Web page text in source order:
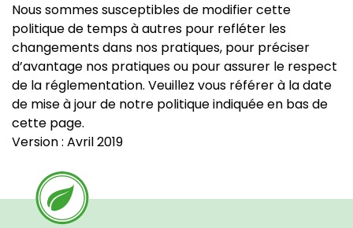
Nous sommes susceptibles de modifier cette
politique de temps à autres pour refléter les
changements dans nos pratiques, pour préciser
d’avantage nos pratiques ou pour assurer le respect
de la réglementation. Veuillez vous référer à la date
de mise à jour de notre politique indiquée en bas de
cette page.
Version : Avril 2019